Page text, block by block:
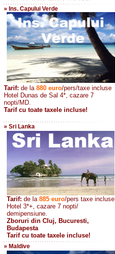
» Ins. Capului Verde
Tarif: de la 880 euro/pers/taxe incluse
Hotel Dunas de Sal 4*, cazare 7
nopti/MD.
Tarif cu toate taxele incluse!
» Sri Lanka
Tarif: de la 885 euro/pers taxe incluse
Hotel 3*+, cazare 7 nopti/
demipensiune.
Zboruri din Cluj, Bucuresti,
Budapesta
Tarif cu toate taxele incluse!
» Maldive